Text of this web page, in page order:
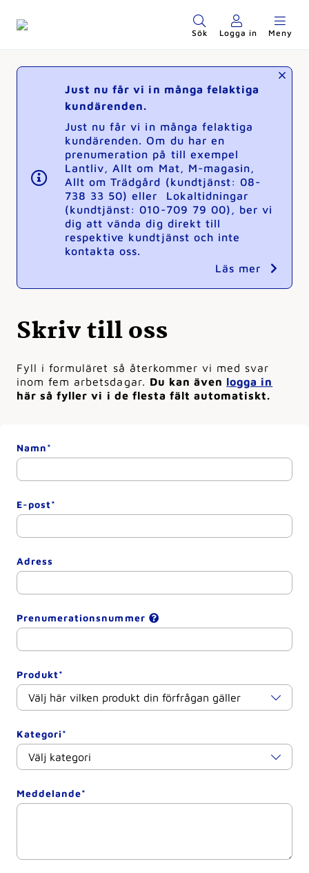
Sök Logga in Meny
Just nu får vi in många felaktiga
kundärenden.
Just nu får vi in många felaktiga
kundärenden. Om du har en
prenumeration på till exempel
Lantliv, Allt om Mat, M-magasin,
Allt om Trädgård (kundtjänst: 08-
738 33 50) eller Lokaltidningar
(kundtjänst: 010-709 79 00), ber vi
dig att vända dig direkt till
respektive kundtjänst och inte
kontakta oss.
Läs mer
Skriv till oss
Fyll i formuläret så återkommer vi med svar
inom fem arbetsdagar. Du kan även logga in
här så fyller vi i de flesta fält automatiskt.
Namn*
E-post*
Adress
Prenumerationsnummer
Produkt*
Kategori*
Meddelande*